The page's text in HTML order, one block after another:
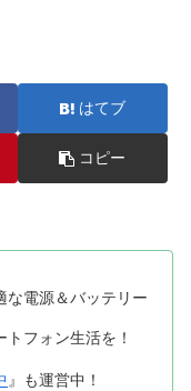
はてブ
コピー
な電源＆バッテリー
フォン生活を！
』も運営中！